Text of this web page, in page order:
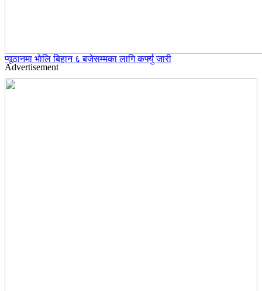
प्यूठानमा भाेलि बिहान ६ बजेसम्मका लागि कर्फ्यु जारी
Advertisement